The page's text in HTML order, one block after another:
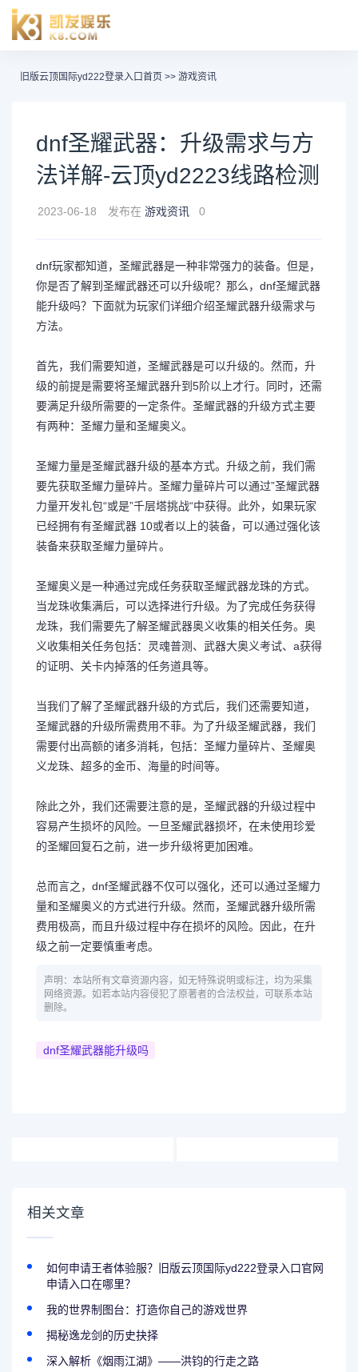
旧版云顶国际yd222登录入口首页 >> 游戏资讯
dnf圣耀武器：升级需求与方
法详解-云顶yd2223线路检测
2023-06-18 发布在 游戏资讯 0
dnf玩家都知道，圣耀武器是一种非常强力的装备。但是，
你是否了解到圣耀武器还可以升级呢？那么，dnf圣耀武器
能升级吗？下面就为玩家们详细介绍圣耀武器升级需求与
方法。
首先，我们需要知道，圣耀武器是可以升级的。然而，升
级的前提是需要将圣耀武器升到5阶以上才行。同时，还需
要满足升级所需要的一定条件。圣耀武器的升级方式主要
有两种：圣耀力量和圣耀奥义。
圣耀力量是圣耀武器升级的基本方式。升级之前，我们需
要先获取圣耀力量碎片。圣耀力量碎片可以通过”圣耀武器
力量开发礼包“或是”千层塔挑战“中获得。此外，如果玩家
已经拥有有圣耀武器 10或者以上的装备，可以通过强化该
装备来获取圣耀力量碎片。
圣耀奥义是一种通过完成任务获取圣耀武器龙珠的方式。
当龙珠收集满后，可以选择进行升级。为了完成任务获得
龙珠，我们需要先了解圣耀武器奥义收集的相关任务。奥
义收集相关任务包括：灵魂普测、武器大奥义考试、a获得
的证明、关卡内掉落的任务道具等。
当我们了解了圣耀武器升级的方式后，我们还需要知道，
圣耀武器的升级所需费用不菲。为了升级圣耀武器，我们
需要付出高额的诸多消耗，包括：圣耀力量碎片、圣耀奥
义龙珠、超多的金币、海量的时间等。
除此之外，我们还需要注意的是，圣耀武器的升级过程中
容易产生损坏的风险。一旦圣耀武器损坏，在未使用珍爱
的圣耀回复石之前，进一步升级将更加困难。
总而言之，dnf圣耀武器不仅可以强化，还可以通过圣耀力
量和圣耀奥义的方式进行升级。然而，圣耀武器升级所需
费用极高，而且升级过程中存在损坏的风险。因此，在升
级之前一定要慎重考虑。
声明：本站所有文章资源内容，如无特殊说明或标注，均为采集
网络资源。如若本站内容侵犯了原著者的合法权益，可联系本站
删除。
dnf圣耀武器能升级吗
相关文章
如何申请王者体验服？旧版云顶国际yd222登录入口官网
申请入口在哪里？
我的世界制图台：打造你自己的游戏世界
揭秘逸龙剑的历史抉择
深入解析《烟雨江湖》——洪钧的行走之路